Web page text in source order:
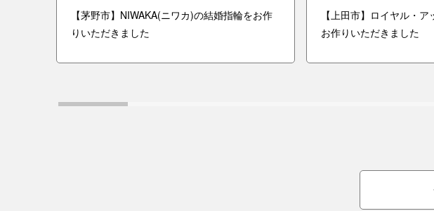
【茅野市】NIWAKA(ニワカ)の結婚指輪をお作
りいただきました
【上田市】ロイヤル・
お作りいただきました